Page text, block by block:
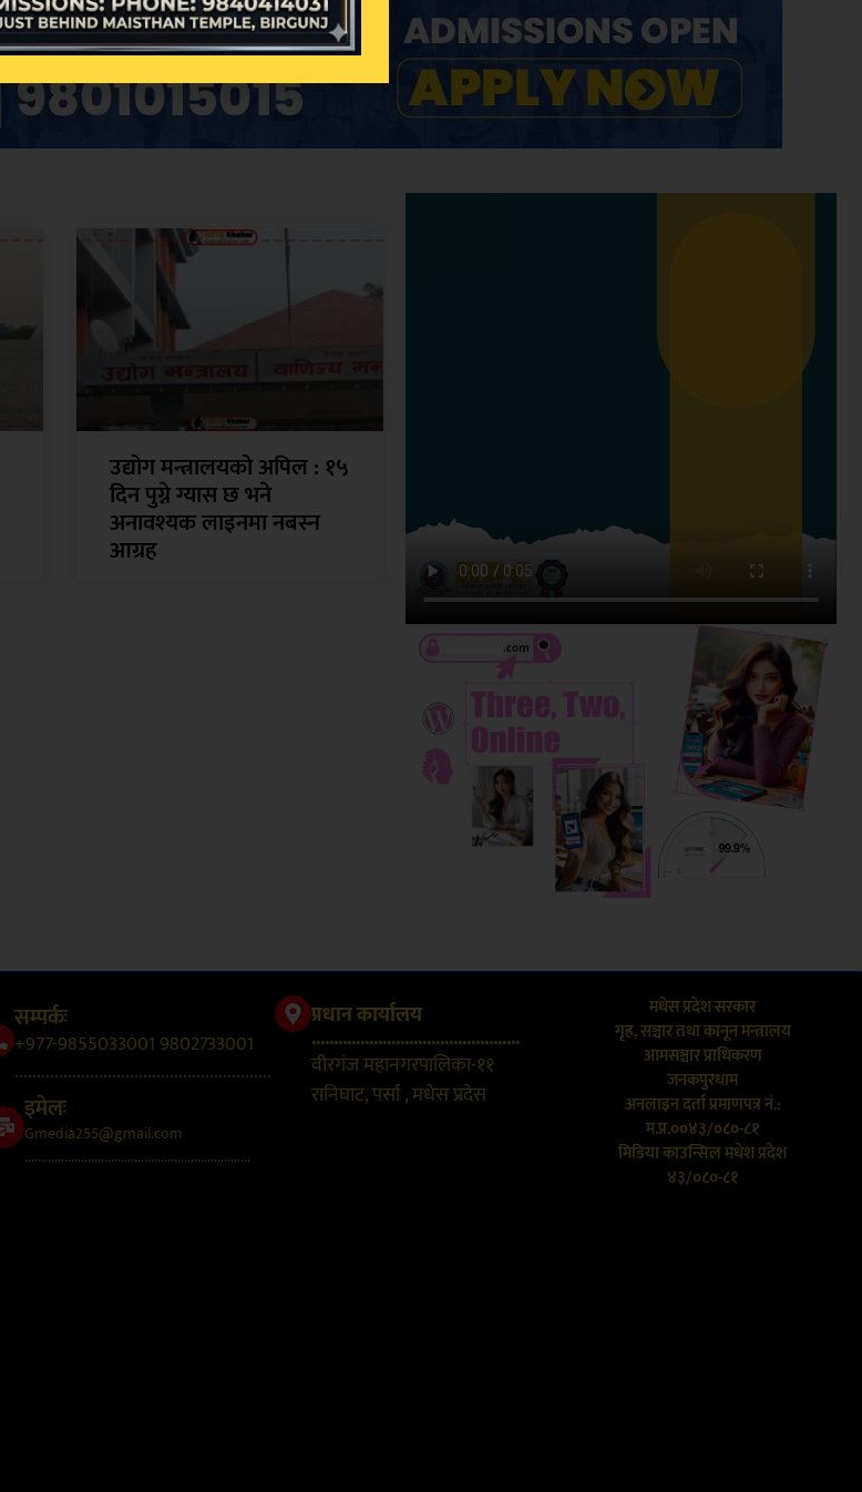
उद्योग मन्त्रालयको अपिल : १५
दिन पुग्ने ग्यास छ भने
अनावश्यक लाइनमा नबस्न
आग्रह
सम्पर्कः
+977-9855033001 9802733001
..........................................................
इमेलः
Gmedia255@gmail.com
....................................................................
प्रधान कार्यालय
...............................................
वीरगंज महानगरपालिका-११
रानिघाट, पर्सा , मधेस प्रदेस
मधेस प्रदेश सरकार
गृह, सञ्चार तथा कानून मन्त्रालय
आमसञ्चार प्राधिकरण
जनकपुरधाम
अनलाइन दर्ता प्रमाणपत्र नं.:
म.प्र.००४३/०८०-८१
मिडिया काउन्सिल मधेश प्रदेश
४३/०८०-८१